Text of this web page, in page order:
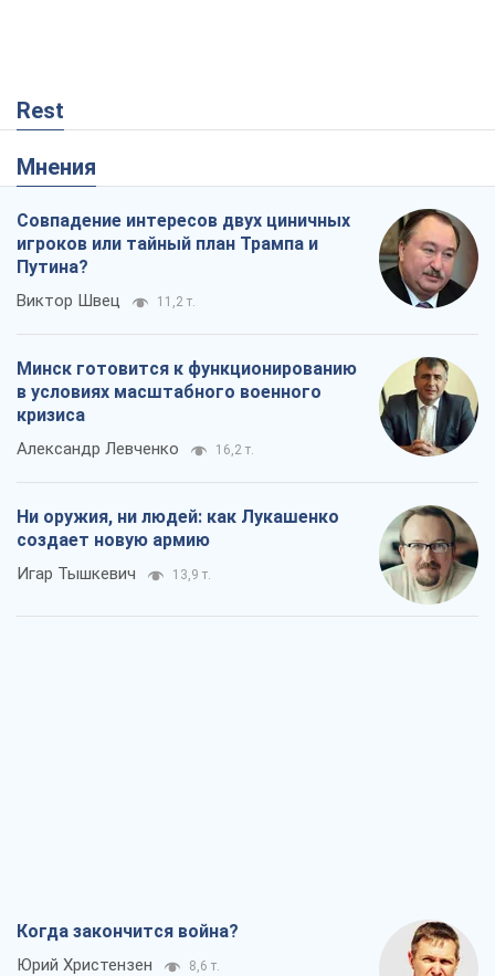
Rest
Мнения
Совпадение интересов двух циничных
игроков или тайный план Трампа и
Путина?
Виктор Швец 11,2 т.
Минск готовится к функционированию
в условиях масштабного военного
кризиса
Александр Левченко 16,2 т.
Ни оружия, ни людей: как Лукашенко
создает новую армию
Игар Тышкевич 13,9 т.
Когда закончится война?
Юрий Христензен 8,6 т.